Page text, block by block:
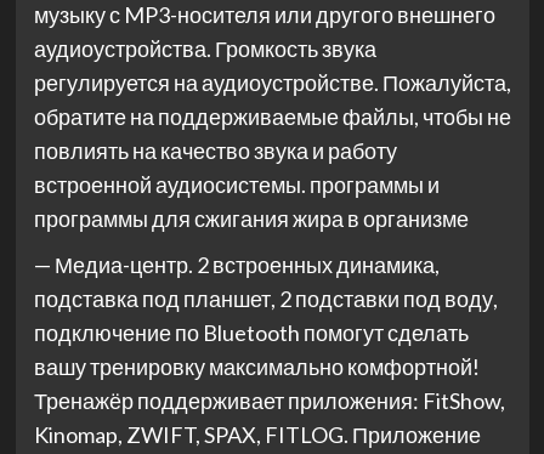
музыку с MP3-носителя или другого внешнего
аудиоустройства. Громкость звука
регулируется на аудиоустройстве. Пожалуйста,
обратите на поддерживаемые файлы, чтобы не
повлиять на качество звука и работу
встроенной аудиосистемы. программы и
программы для сжигания жира в организме
— Медиа-центр. 2 встроенных динамика,
подставка под планшет, 2 подставки под воду,
подключение по Bluetooth помогут сделать
вашу тренировку максимально комфортной!
Тренажёр поддерживает приложения: FitShow,
Kinomap, ZWIFT, SPAX, FITLOG. Приложение